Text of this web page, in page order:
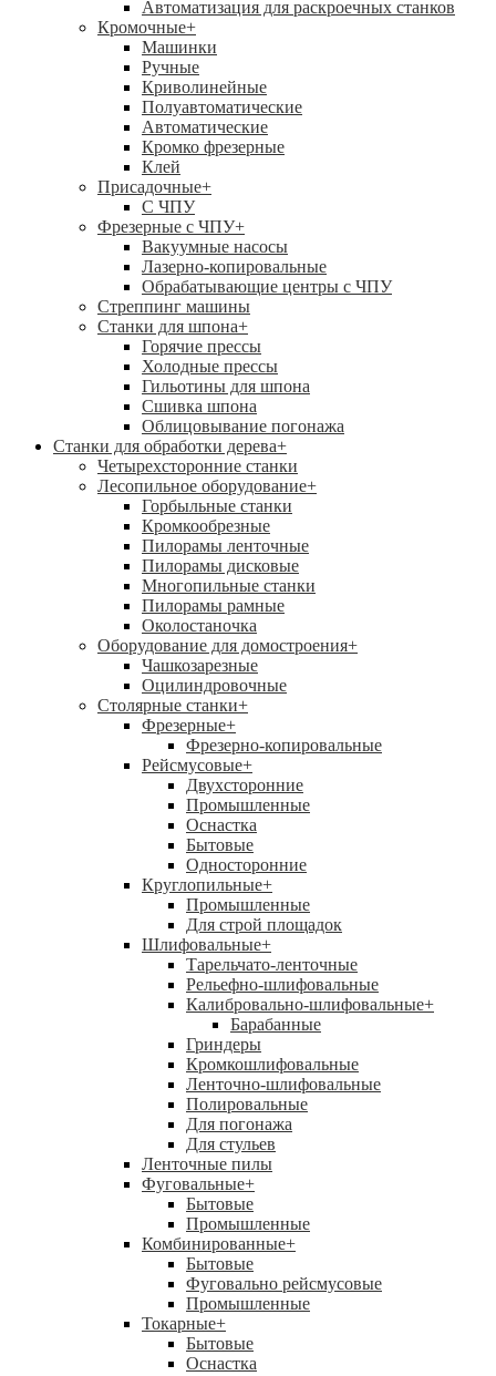
Автоматизация для раскроечных станков
Кромочные+
Машинки
Ручные
Криволинейные
Полуавтоматические
Автоматические
Кромко фрезерные
Клей
Присадочные+
С ЧПУ
Фрезерные с ЧПУ+
Вакуумные насосы
Лазерно-копировальные
Обрабатывающие центры с ЧПУ
Стреппинг машины
Станки для шпона+
Горячие прессы
Холодные прессы
Гильотины для шпона
Сшивка шпона
Облицовывание погонажа
Станки для обработки дерева+
Четырехсторонние станки
Лесопильное оборудование+
Горбыльные станки
Кромкообрезные
Пилорамы ленточные
Пилорамы дисковые
Многопильные станки
Пилорамы рамные
Околостаночка
Оборудование для домостроения+
Чашкозарезные
Оцилиндровочные
Столярные станки+
Фрезерные+
Фрезерно-копировальные
Рейсмусовые+
Двухсторонние
Промышленные
Оснастка
Бытовые
Односторонние
Круглопильные+
Промышленные
Для строй площадок
Шлифовальные+
Тарельчато-ленточные
Рельефно-шлифовальные
Калибровально-шлифовальные+
Барабанные
Гриндеры
Кромкошлифовальные
Ленточно-шлифовальные
Полировальные
Для погонажа
Для стульев
Ленточные пилы
Фуговальные+
Бытовые
Промышленные
Комбинированные+
Бытовые
Фуговально рейсмусовые
Промышленные
Токарные+
Бытовые
Оснастка